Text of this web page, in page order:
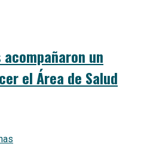
un
el Área de Salud